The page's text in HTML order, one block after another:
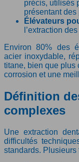
précis, utilisés
présentant
Élévateurs
l’extraction
Environ 80% des
acier inoxydable,
titane, bien que plus
corrosion et une
Définition
complexes
Une extraction
difficultés
standards. Plusieurs